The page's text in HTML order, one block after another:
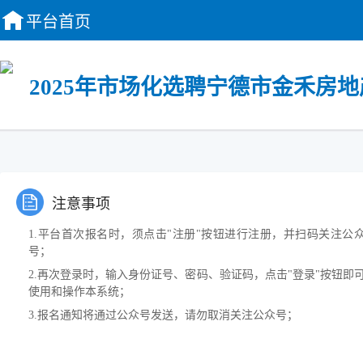
平台首页
2025年市场化选聘宁德市金禾房
注意事项
1.平台首次报名时，须点击"注册"按钮进行注册，并扫码关注公
号；
2.再次登录时，输入身份证号、密码、验证码，点击"登录"按钮即
使用和操作本系统；
3.报名通知将通过公众号发送，请勿取消关注公众号；